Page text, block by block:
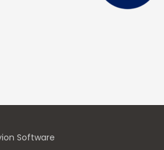
Software